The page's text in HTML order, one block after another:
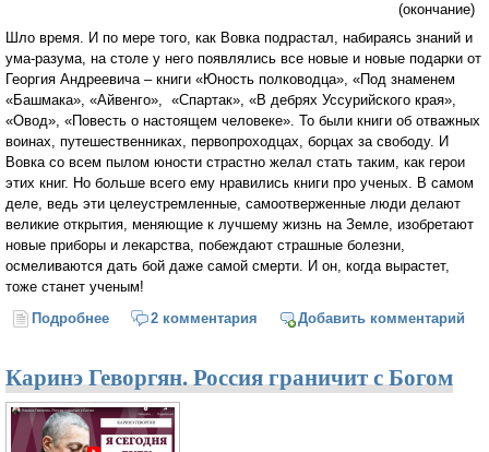
(окончание)
Шло время. И по мере того, как Вовка подрастал, набираясь знаний и
ума-разума, на столе у него появлялись все новые и новые подарки от
Георгия Андреевича – книги «Юность полководца», «Под знаменем
«Башмака», «Айвенго», «Спартак», «В дебрях Уссурийского края»,
«Овод», «Повесть о настоящем человеке». То были книги об отважных
воинах, путешественниках, первопроходцах, борцах за свободу. И
Вовка со всем пылом юности страстно желал стать таким, как герои
этих книг. Но больше всего ему нравились книги про ученых. В самом
деле, ведь эти целеустремленные, самоотверженные люди делают
великие открытия, меняющие к лучшему жизнь на Земле, изобретают
новые приборы и лекарства, побеждают страшные болезни,
осмеливаются дать бой даже самой смерти. И он, когда вырастет,
тоже станет ученым!
Подробнее о Как профессор отца себе искал (окончание)
2 комментария Добавить комментарий
Каринэ Геворгян. Россия граничит с Богом